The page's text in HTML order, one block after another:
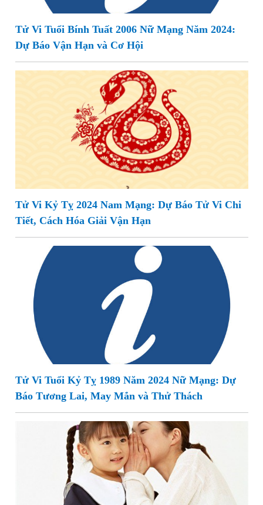
Tử Vi Tuổi Bính Tuất 2006 Nữ Mạng Năm 2024:
Dự Báo Vận Hạn và Cơ Hội
Tử Vi Kỷ Tỵ 2024 Nam Mạng: Dự Báo Tử Vi Chi
Tiết, Cách Hóa Giải Vận Hạn
Tử Vi Tuổi Kỷ Tỵ 1989 Năm 2024 Nữ Mạng: Dự
Báo Tương Lai, May Mắn và Thử Thách